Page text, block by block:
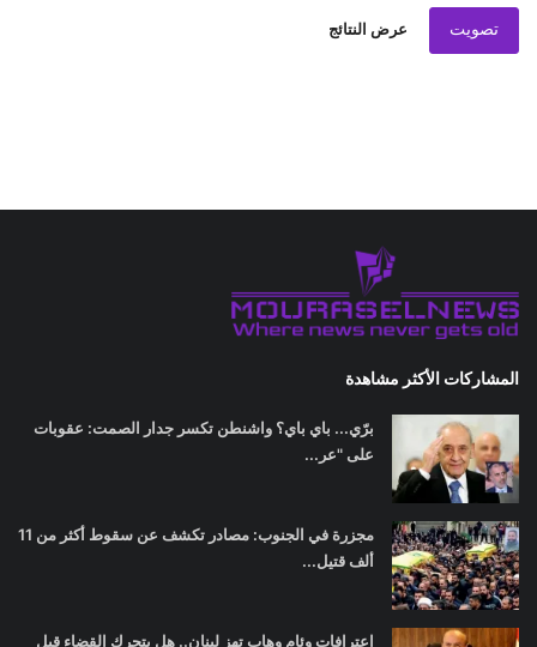
تصويت عرض النتائج
المشاركات الأكثر مشاهدة
برّي... باي باي؟ واشنطن تكسر جدار الصمت: عقوبات
على "عر...
مجزرة في الجنوب: مصادر تكشف عن سقوط أكثر من 11
ألف قتيل...
اعترافات وئام وهاب تهز لبنان.. هل يتحرك القضاء قبل